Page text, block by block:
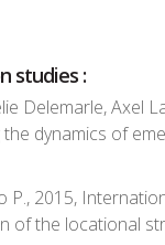
studies :
Delemarle, Axel
dynamics of
P., 2015,
of the locational